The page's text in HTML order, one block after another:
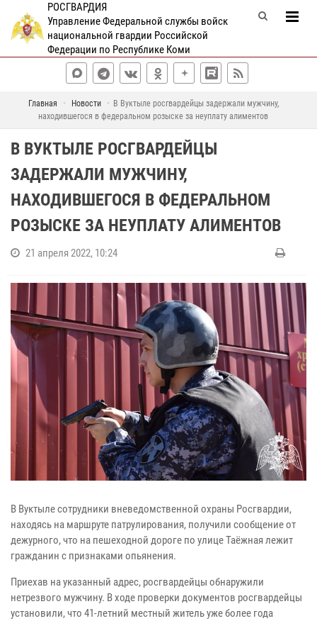
РОСГВАРДИЯ
Управление Федеральной службы войск
национальной гвардии Российской
Федерации по Республике Коми
Главная Новости
В Вуктыле росгвардейцы задержали мужчину,
находившегося в федеральном розыске за неуплату алиментов
В ВУКТЫЛЕ РОСГВАРДЕЙЦЫ
ЗАДЕРЖАЛИ МУЖЧИНУ,
НАХОДИВШЕГОСЯ В ФЕДЕРАЛЬНОМ
РОЗЫСКЕ ЗА НЕУПЛАТУ АЛИМЕНТОВ
21 апреля 2022, 10:24
В Вуктыле сотрудники вневедомственной охраны Росгвардии,
находясь на маршруте патрулирования, получили сообщение от
дежурного, что на пешеходной дороге по улице Таёжная лежит
гражданин с признаками опьянения.
Приехав на указанный адрес, росгвардейцы обнаружили
нетрезвого мужчину. В ходе проверки документов росгвардейцы
установили, что 41-летний местный житель уже более года